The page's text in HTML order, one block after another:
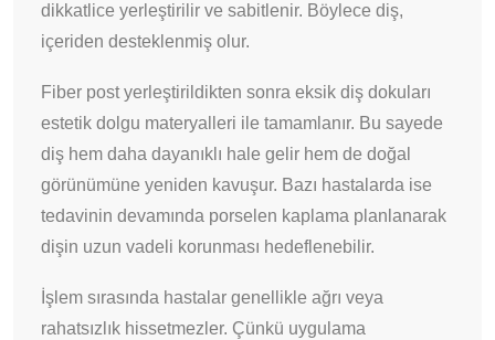
dikkatlice yerleştirilir ve sabitlenir. Böylece diş,
içeriden desteklenmiş olur.
Fiber post yerleştirildikten sonra eksik diş dokuları
estetik dolgu materyalleri ile tamamlanır. Bu sayede
diş hem daha dayanıklı hale gelir hem de doğal
görünümüne yeniden kavuşur. Bazı hastalarda ise
tedavinin devamında porselen kaplama planlanarak
dişin uzun vadeli korunması hedeflenebilir.
İşlem sırasında hastalar genellikle ağrı veya
rahatsızlık hissetmezler. Çünkü uygulama